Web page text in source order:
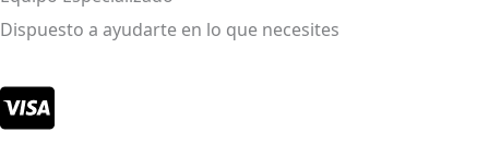
Dispuesto a ayudarte en lo que necesites